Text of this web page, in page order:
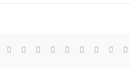
Facebook Reddit LinkedInWhatsAppTelegram
TumblrPinterest